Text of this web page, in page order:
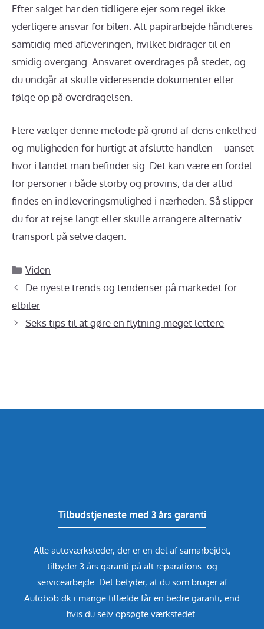
Efter salget har den tidligere ejer som regel ikke
yderligere ansvar for bilen. Alt papirarbejde håndteres
samtidig med afleveringen, hvilket bidrager til en
smidig overgang. Ansvaret overdrages på stedet, og
du undgår at skulle videresende dokumenter eller
følge op på overdragelsen.
Flere vælger denne metode på grund af dens enkelhed
og muligheden for hurtigt at afslutte handlen – uanset
hvor i landet man befinder sig. Det kan være en fordel
for personer i både storby og provins, da der altid
findes en indleveringsmulighed i nærheden. Så slipper
du for at rejse langt eller skulle arrangere alternativ
transport på selve dagen.
Kategorier
Viden
De nyeste trends og tendenser på markedet for
elbiler
Seks tips til at gøre en flytning meget lettere
Tilbudstjeneste med 3 års garanti
Alle autoværksteder, der er en del af samarbejdet,
tilbyder 3 års garanti på alt reparations- og
servicearbejde. Det betyder, at du som bruger af
Autobob.dk i mange tilfælde får en bedre garanti, end
hvis du selv opsøgte værkstedet.